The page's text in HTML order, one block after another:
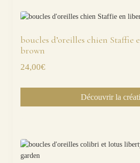
boucles d’oreilles chien Staffie
brown
24,00€
Découvrir la